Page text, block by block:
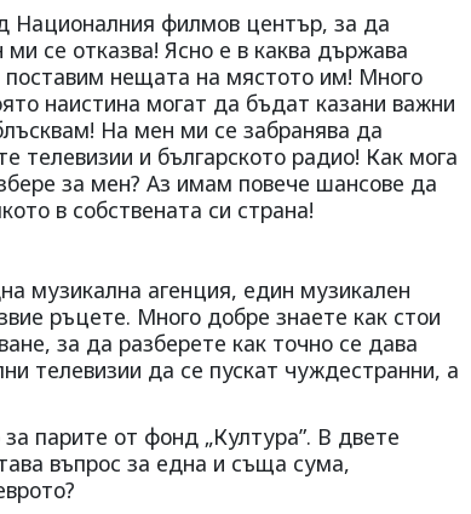
Националния филмов център, за да
се отказва! Ясно е в каква държава
нещата на мястото им! Много
наистина могат да бъдат казани важни
На мен ми се забранява да
телевизии и българското радио! Как мога
за мен? Аз имам повече шансове да
в собствената си страна!
музикална агенция, един музикален
ръцете. Много добре знаете как стои
за да разберете как точно се дава
телевизии да се пускат чуждестранни, а
парите от фонд „Култура”. В двете
въпрос за една и съща сума,